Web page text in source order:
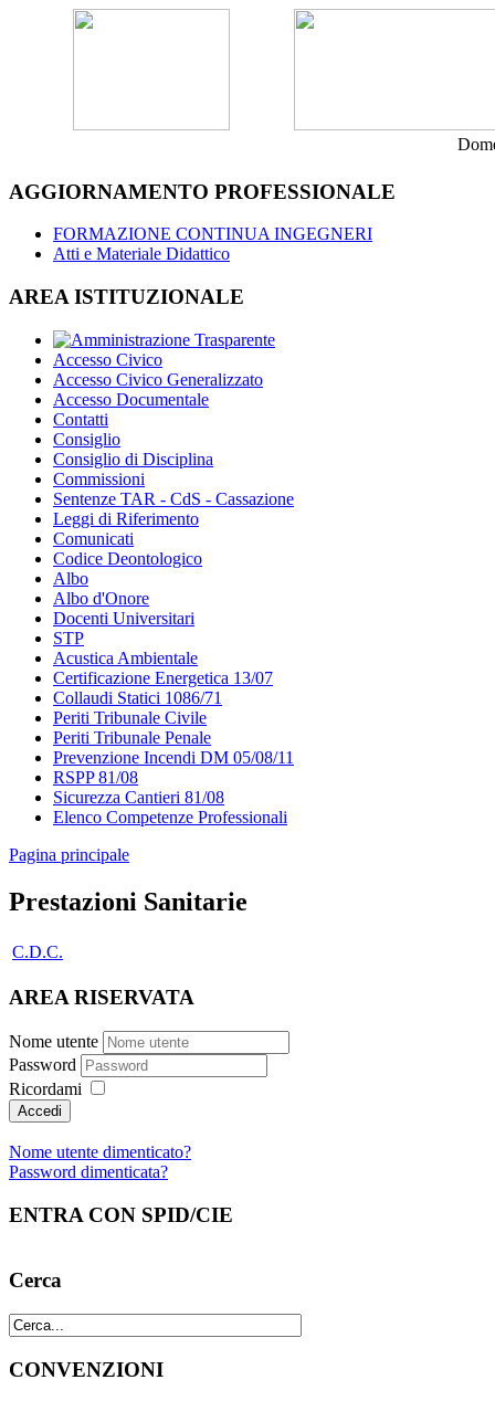
AGGIORNAMENTO PROFESSIONALE
FORMAZIONE CONTINUA INGEGNERI
Atti e Materiale Didattico
AREA ISTITUZIONALE
Accesso Civico
Accesso Civico Generalizzato
Accesso Documentale
Contatti
Consiglio
Consiglio di Disciplina
Commissioni
Sentenze TAR - CdS - Cassazione
Leggi di Riferimento
Comunicati
Codice Deontologico
Albo
Albo d'Onore
Docenti Universitari
STP
Acustica Ambientale
Certificazione Energetica 13/07
Collaudi Statici 1086/71
Periti Tribunale Civile
Periti Tribunale Penale
Prevenzione Incendi DM 05/08/11
RSPP 81/08
Sicurezza Cantieri 81/08
Elenco Competenze Professionali
Pagina principale
Prestazioni Sanitarie
C.D.C.
AREA RISERVATA
Nome utente
Password
Ricordami
Nome utente dimenticato?
Password dimenticata?
ENTRA CON SPID/CIE
Cerca
CONVENZIONI